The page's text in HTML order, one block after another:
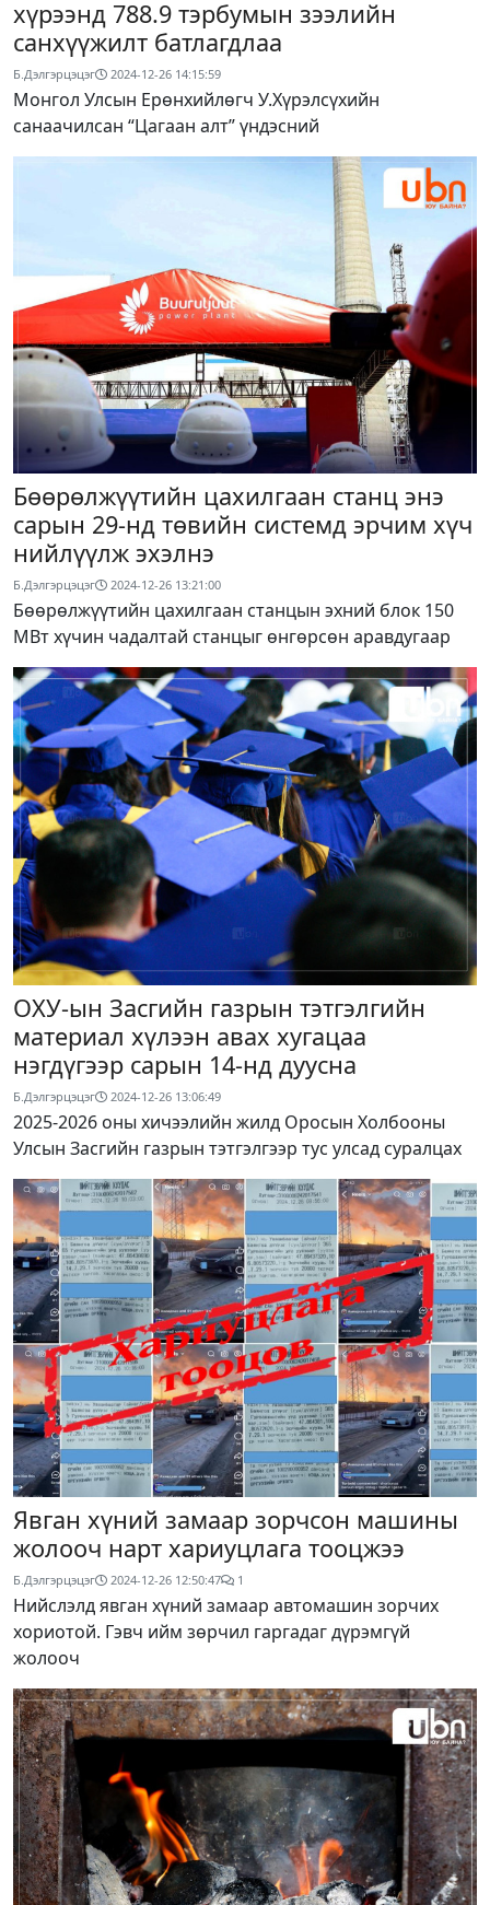
хүрээнд 788.9 тэрбумын зээлийн
санхүүжилт батлагдлаа
Б.Дэлгэрцэцэг 2024-12-26 14:15:59
Монгол Улсын Ерөнхийлөгч У.Хүрэлсүхийн
санаачилсан “Цагаан алт” үндэсний
Бөөрөлжүүтийн цахилгаан станц энэ
сарын 29-нд төвийн системд эрчим хүч
нийлүүлж эхэлнэ
Б.Дэлгэрцэцэг 2024-12-26 13:21:00
Бөөрөлжүүтийн цахилгаан станцын эхний блок 150
МВт хүчин чадалтай станцыг өнгөрсөн аравдугаар
ОХУ-ын Засгийн газрын тэтгэлгийн
материал хүлээн авах хугацаа
нэгдүгээр сарын 14-нд дуусна
Б.Дэлгэрцэцэг 2024-12-26 13:06:49
2025-2026 оны хичээлийн жилд Оросын Холбооны
Улсын Засгийн газрын тэтгэлгээр тус улсад суралцах
Явган хүний замаар зорчсон машины
жолооч нарт хариуцлага тооцжээ
Б.Дэлгэрцэцэг 2024-12-26 12:50:47 1
Нийслэлд явган хүний замаар автомашин зорчих
хориотой. Гэвч ийм зөрчил гаргадаг дүрэмгүй
жолооч